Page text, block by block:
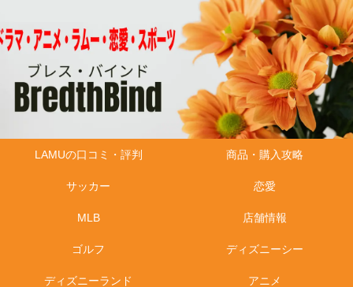
LAMUの口コミ・評判 商品・購入攻略
サッカー 恋愛
MLB 店舗情報
ゴルフ ディズニーシー
ディズニーランド アニメ